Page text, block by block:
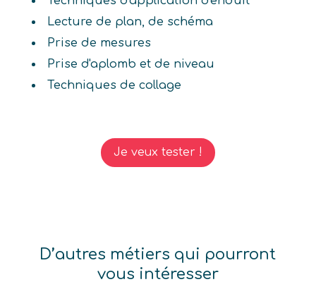
Lecture de plan, de schéma
Prise de mesures
Prise d'aplomb et de niveau
Techniques de collage
Je veux tester !
D’autres métiers qui pourront
vous intéresser